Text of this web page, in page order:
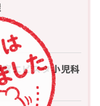
エビスタ小児科